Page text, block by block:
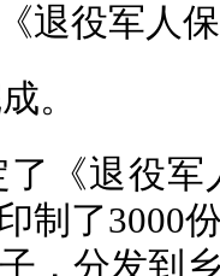
退役军人
。
《退役
制了3000
，分发到